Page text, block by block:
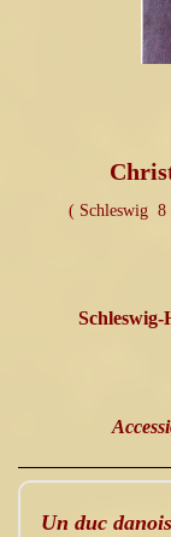
( Schleswig 8
Un duc